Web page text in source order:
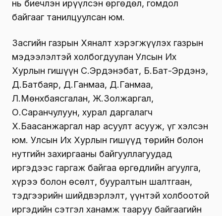
нь биечлэн ирүүлсэн өргөдөл, гомдол
байгааг танилцуулсан юм.
Засгийн газрын Хяналт хэрэгжүүлэх газрын
мэдээлэлтэй холбогдуулан Улсын Их
Хурлын гишүүн С.Эрдэнэбат, Б.Бат-Эрдэнэ,
Д.Батбаяр, Д.Ганмаа, Д.Ганмаа,
Л.Мөнхбаясгалан, Ж.Золжаргал,
О.Саранчулуун, хурал даргалагч
Х.Баасанжаргал нар асуулт асууж, үг хэлсэн
юм. Улсын Их Хурлын гишүүд төрийн болон
нутгийн захиргааны байгууллагуудад
иргэдээс гаргаж байгаа өргөдлийн агуулга,
хүрээ болон өсөлт, бууралтын шалтгаан,
тэдгээрийн шийдвэрлэлт, үүнтэй холбоотой
иргэдийн сэтгэл ханамж тааруу байгаагийн